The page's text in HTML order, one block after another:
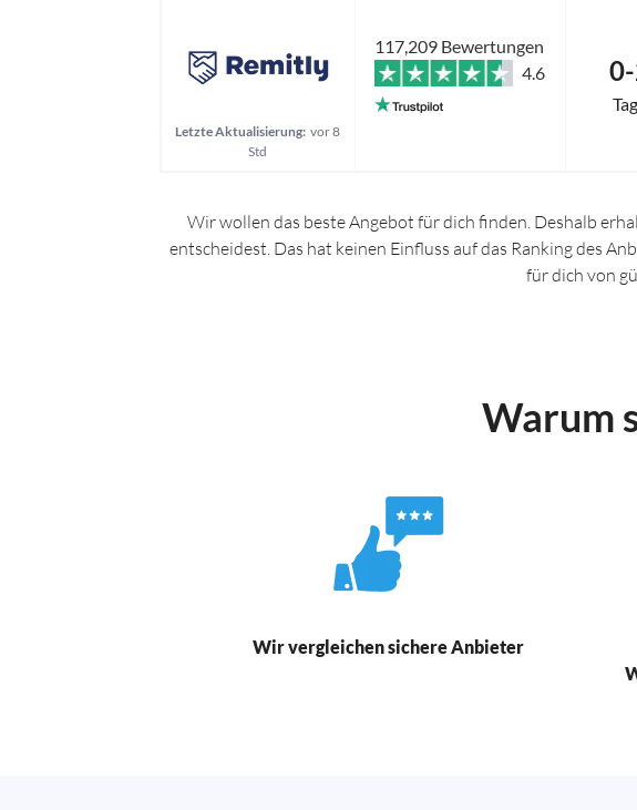
Letzte Aktualisierung: vor 8
Std
117,209 Bewertungen
4.6
Wir wollen das beste Angebot für dich finden. Deshalb
entscheidest. Das hat keinen Einfluss auf das Ranking des
für dich von
Warum
Wir vergleichen sichere Anbieter